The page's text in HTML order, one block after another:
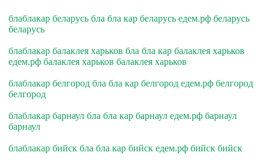
блаблакар беларусь бла бла кар беларусь едем.рф беларусь
беларусь
блаблакар балаклея харьков бла бла кар балаклея харьков
едем.рф балаклея харьков балаклея харьков
блаблакар белгород бла бла кар белгород едем.рф белгород
белгород
блаблакар барнаул бла бла кар барнаул едем.рф барнаул
барнаул
блаблакар бийск бла бла кар бийск едем.рф бийск бийск